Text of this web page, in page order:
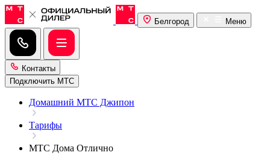
Белгород Меню
Контакты
Подключить МТС
Домашний МТС Джипон
Тарифы
МТС Дома Отлично